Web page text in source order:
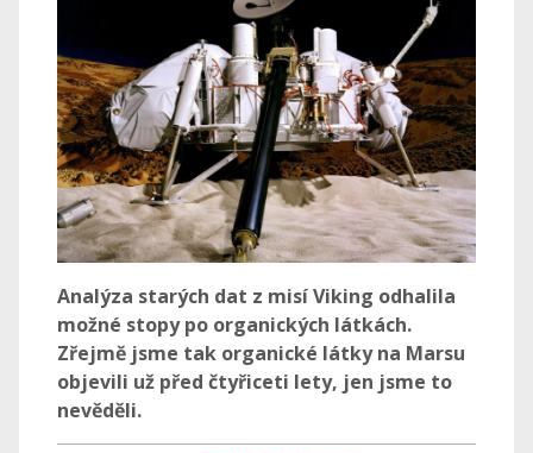
Analýza starých dat z misí Viking odhalila
možné stopy po organických látkách.
Zřejmě jsme tak organické látky na Marsu
objevili už před čtyřiceti lety, jen jsme to
nevěděli.